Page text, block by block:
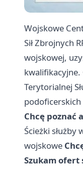
Wojskowe
Sił Zbrojnych
wojskowej,
kwalifikacyjne.
Terytorialnej
Chcę poznać
Ścieżki służby
wojskowe
Szukam ofert